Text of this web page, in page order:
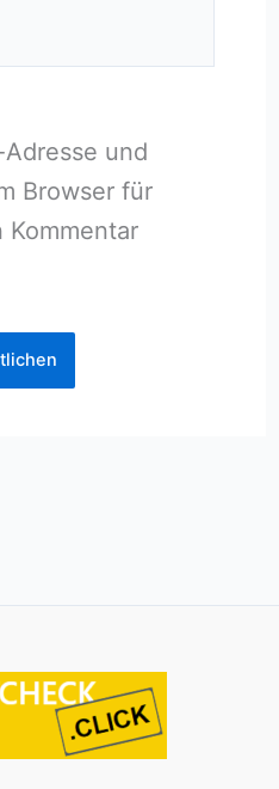
und
Browser für
Kommentar